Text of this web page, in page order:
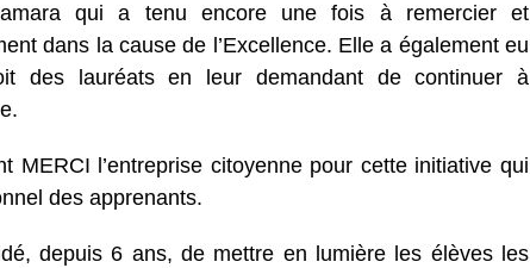
qui a tenu encore une fois à remercier et
dans la cause de l’Excellence. Elle a également eu
des lauréats en leur demandant de continuer à
MERCI l’entreprise citoyenne pour cette initiative qui
des apprenants.
depuis 6 ans, de mettre en lumière les élèves les